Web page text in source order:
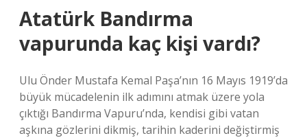
Atatürk Bandırma
vapurunda kaç kişi vardı?
Ulu Önder Mustafa Kemal Paşa’nın 16 Mayıs 1919’da
büyük mücadelenin ilk adımını atmak üzere yola
çıktığı Bandırma Vapuru’nda, kendisi gibi vatan
aşkına gözlerini dikmiş, tarihin kaderini değiştirmiş